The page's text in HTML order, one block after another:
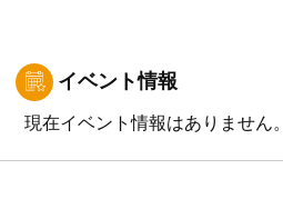
イベント情報
現在イベント情報はありません。